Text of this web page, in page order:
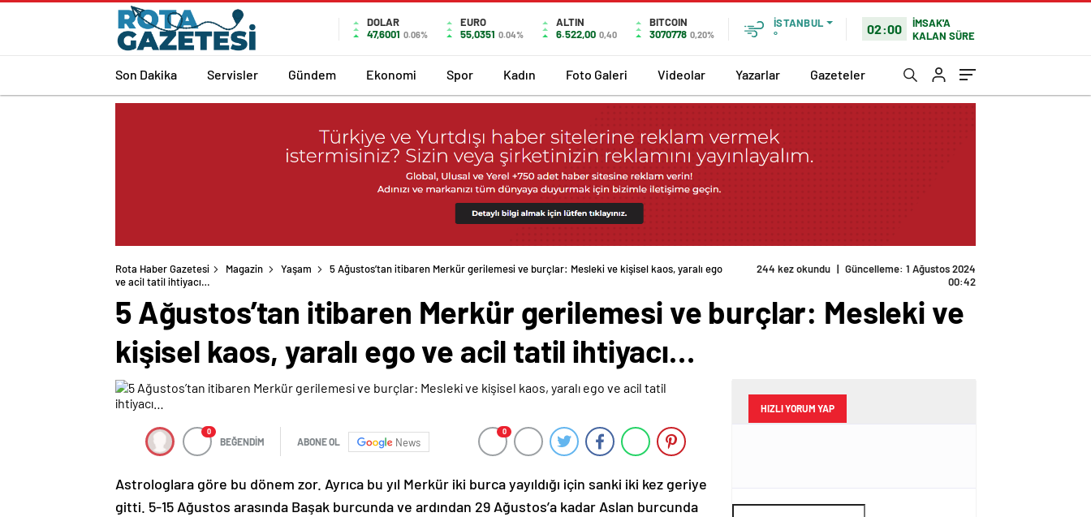
DOLAR
47,6001 0.06%
EURO
55,0351 0.04%
ALTIN
6.522,00 0,40
BITCOIN
3070778 0,20%
İSTANBUL
°
02:00
İMSAK'A
KALAN SÜRE
Son Dakika Servisler Gündem Ekonomi Spor Kadın Foto Galeri Videolar Yazarlar Gazeteler
Rota Haber Gazetesi Magazin Yaşam
5 Ağustos’tan itibaren Merkür gerilemesi ve burçlar: Mesleki ve kişisel kaos, yaralı ego
ve acil tatil ihtiyacı…
244 kez okundu | Güncelleme: 1 Ağustos 2024
00:42
5 Ağustos’tan itibaren Merkür gerilemesi ve burçlar: Mesleki ve
kişisel kaos, yaralı ego ve acil tatil ihtiyacı…
0
BEĞENDİM ABONE OL News
0
Astrologlara göre bu dönem zor. Ayrıca bu yıl Merkür iki burca yayıldığı için sanki iki kez geriye
gitti. 5-15 Ağustos arasında Başak burcunda ve ardından 29 Ağustos’a kadar Aslan burcunda
HIZLI YORUM YAP